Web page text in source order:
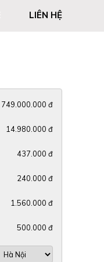
LIÊN HỆ
749.000.000 đ
14.980.000 đ
437.000 đ
240.000 đ
1.560.000 đ
500.000 đ